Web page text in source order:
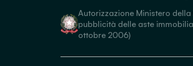
Autorizzazione Ministero
pubblicità delle aste
ottobre 2006)